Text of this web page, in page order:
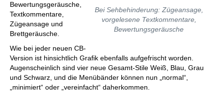
Bei Sehbehinderung: Zügeansage,
vorgelesene Textkommentare,
Bewertungsgeräusche
Bewertungsgeräusche,
Textkommentare,
Zügeansage und
Brettgeräusche.
Wie bei jeder neuen CB-
Version ist hinsichtlich Grafik ebenfalls aufgefrischt worden.
Augenscheinlich sind vier neue Gesamt-Stile Weiß, Blau, Grau
und Schwarz, und die Menübänder können nun „normal“,
„minimiert“ oder „vereinfacht“ daherkommen.